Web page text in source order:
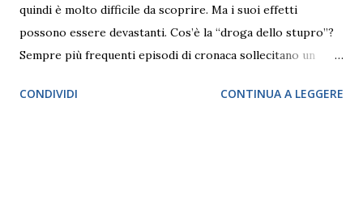
quindi è molto difficile da scoprire. Ma i suoi effetti
possono essere devastanti. Cos’è la “droga dello stupro”?
Sempre più frequenti episodi di cronaca sollecitano un
e psicoanalista della Società psicoanalitica italiana (SPI)
CONDIVIDI CONTINUA A LEGGERE